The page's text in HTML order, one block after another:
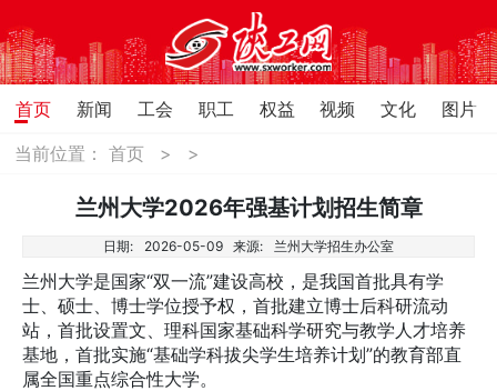
首页 新闻 工会 职工 权益 视频 文化
图片
当前位置：首页 > >
兰州大学2026年强基计划招生简章
日期: 2026-05-09 来源: 兰州大学招生办公室
兰州大学是国家“双一流”建设高校，是我国首批具有学
士、硕士、博士学位授予权，首批建立博士后科研流动
站，首批设置文、理科国家基础科学研究与教学人才培养
基地，首批实施“基础学科拔尖学生培养计划”的教育部直
属全国重点综合性大学。